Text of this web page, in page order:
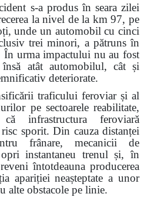
s-a produs în seara zilei
la nivel de la km 97, pe
unde un automobil cu cinci
trei minori, a pătruns în
În urma impactului nu au fost
însă atât automobilul, cât și
deteriorate.
traficului feroviar și al
pe sectoarele reabilitate,
infrastructura feroviară
sporit. Din cauza distanței
frânare, mecanicii de
instantaneu trenul și, în
întotdeauna producerea
apariției neașteptate a unor
alte obstacole pe linie.